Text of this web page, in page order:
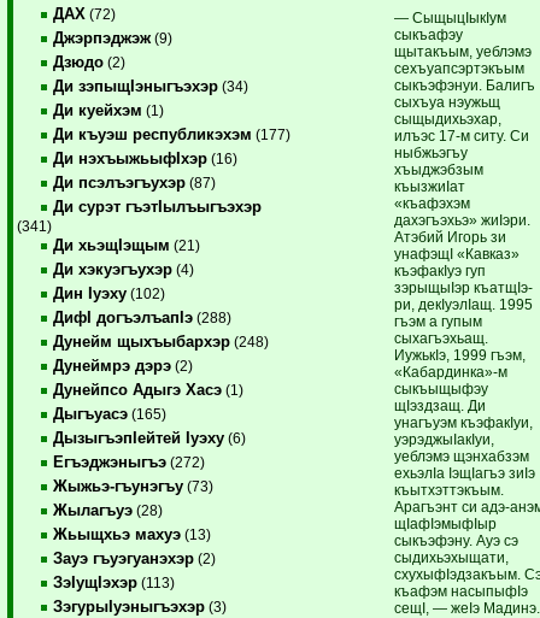
ДАХ (72)
Джэрпэджэж (9)
Дзюдо (2)
Ди зэпыщIэныгъэхэр (34)
Ди куейхэм (1)
Ди къуэш республикэхэм (177)
Ди нэхъыжьыфIхэр (16)
Ди псэлъэгъухэр (87)
Ди сурэт гъэтIылъыгъэхэр
(341)
Ди хьэщIэщым (21)
Ди хэкуэгъухэр (4)
Дин Iуэху (102)
ДифI догъэлъапIэ (288)
Дунейм щыхъыбархэр (248)
Дунеймрэ дэрэ (2)
Дунейпсо Адыгэ Хасэ (1)
Дыгъуасэ (165)
ДызыгъэпIейтей Iуэху (6)
Егъэджэныгъэ (272)
Жыжьэ-гъунэгъу (73)
Жылагъуэ (28)
Жьыщхьэ махуэ (13)
Зауэ гъуэгуанэхэр (2)
ЗэIущIэхэр (113)
ЗэгурыIуэныгъэхэр (3)
— СыщыцIыкIум
сыкъафэу
щытакъым, уеблэмэ
сехъуапсэртэкъым
сыкъэфэнуи. Балигъ
сыхъуа нэужьщ
сыщыдихьэхар,
илъэс 17-м ситу. Си
ныбжьэгъу
хъыджэбзым
къызжиIат
«къафэхэм
дахэгъэхьэ» жиIэри.
Атэбий Игорь зи
унафэщI «Кавказ»
къэфакIуэ гуп
зэрыщыIэр къатщIэ-
ри, декIуэлIащ. 1995
гъэм а гупым
сыхагъэхьащ.
ИужькIэ, 1999 гъэм,
«Кабардинка»-м
сыкъыщыфэу
щIэздзащ. Ди
унагъуэм къэфакIуи,
уэрэджыIакIуи,
уеблэмэ щэнхабзэм
ехьэлIа IэщIагъэ зиIэ
къытхэттэкъым.
Арагъэнт си адэ-
щIафIэмыфIыр
сыкъэфэну. Ауэ сэ
сыдихьэхыщати,
схухыфIэдзакъым.
къафэм насыпыфIэ
сещI, — жеIэ Мадинэ.